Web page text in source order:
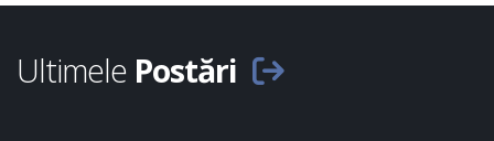
Ultimele Postări